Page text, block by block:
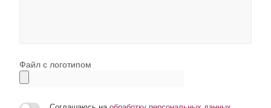
Файл с логотипом